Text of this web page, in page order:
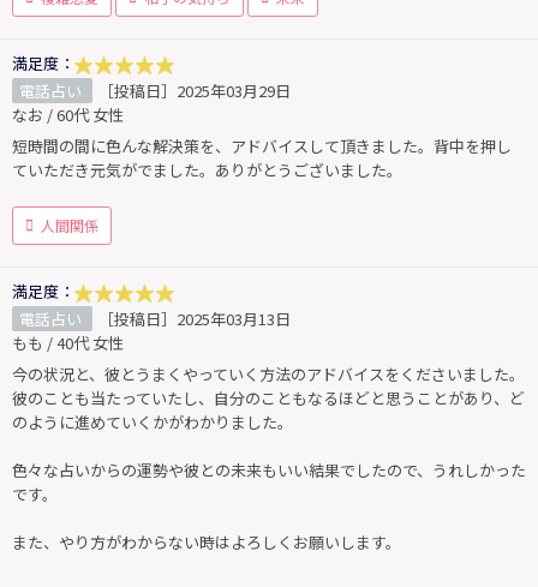
満足度：
電話占い
［投稿日］2025年03月29日
なお / 60代 女性
短時間の間に色んな解決策を、アドバイスして頂きました。背中を押し
ていただき元気がでました。ありがとうございました。
人間関係
満足度：
電話占い
［投稿日］2025年03月13日
もも / 40代 女性
今の状況と、彼とうまくやっていく方法のアドバイスをくださいました。
彼のことも当たっていたし、自分のこともなるほどと思うことがあり、ど
のように進めていくかがわかりました。
色々な占いからの運勢や彼との未来もいい結果でしたので、うれしかった
です。
また、やり方がわからない時はよろしくお願いします。